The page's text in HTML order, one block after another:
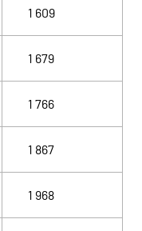
1 609
1 679
1 766
1 867
1 968